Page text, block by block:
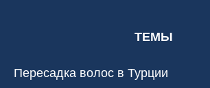
ТЕМЫ
Пересадка волос в Турции